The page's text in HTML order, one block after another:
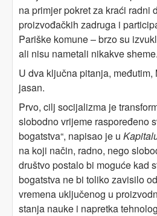
na primjer pokret za kraći radni
proizvođačkih zadruga i
Pariške komune – brzo su
ali nisu nametali nikakve sheme.
U dva ključna pitanja,
jasan.
Prvo, cilj socijalizma je
slobodno vrijeme raspoređeno
bogatstva“, napisao je u
na koji način, radno, nego
društvo postalo bi moguće kad
bogatstva ne bi toliko zavisilo
vremena uključenog u
stanja nauke i napretka